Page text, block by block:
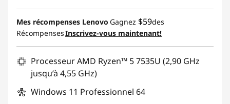
Mes récompenses Lenovo Gagnez $59des
RécompensesInscrivez-vous maintenant!
Processeur AMD Ryzen™ 5 7535U (2,90 GHz
jusqu’à 4,55 GHz)
Windows 11 Professionnel 64